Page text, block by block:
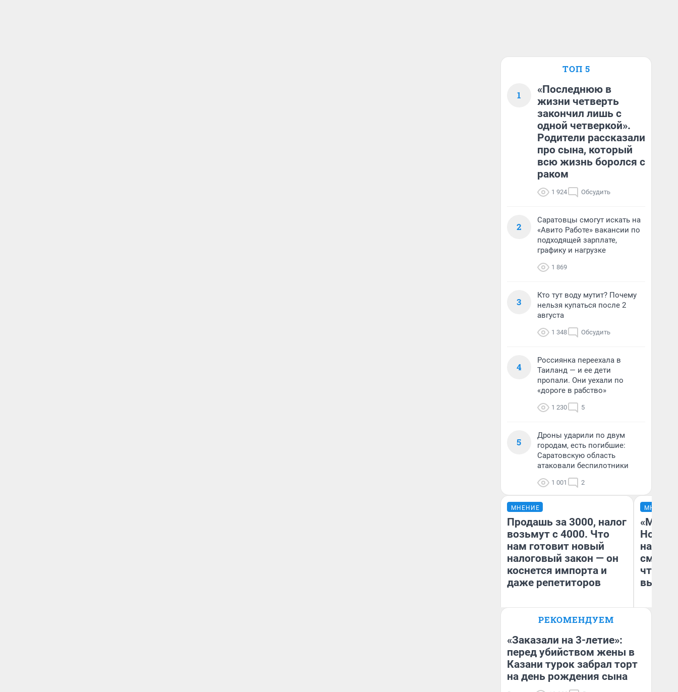
ТОП 5
1
«Последнюю в
жизни четверть
закончил лишь с
одной четверкой».
Родители рассказали
про сына, который
всю жизнь боролся с
раком
1 924 Обсудить
2
Саратовцы смогут искать на
«Авито Работе» вакансии по
подходящей зарплате,
графику и нагрузке
1 869
3
Кто тут воду мутит? Почему
нельзя купаться после 2
августа
1 348 Обсудить
4
Россиянка переехала в
Таиланд — и ее дети
пропали. Они уехали по
«дороге в рабство»
1 230 5
5
Дроны ударили по двум
городам, есть погибшие:
Саратовскую область
атаковали беспилотники
1 001 2
МНЕНИЕ
Продашь за 3000, налог
возьмут с 4000. Что
нам готовит новый
налоговый закон — он
коснется импорта и
даже репетиторов
Анастасия Завгородняя
МНЕНИЕ
«Мы
чтобы
РЕКОМЕНДУЕМ
«Заказали на 3-летие»:
перед убийством жены в
Казани турок забрал торт
на день рождения сына